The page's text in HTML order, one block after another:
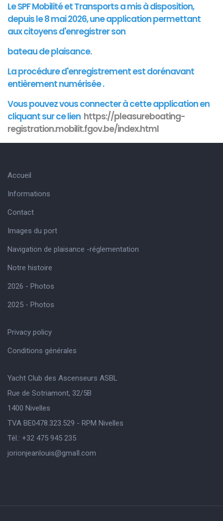
Le SPF Mobilité et Transports a mis à disposition,
depuis le 8 mai 2026, une application permettant
aux citoyens d'enregistrer son
bateau de plaisance.
La procédure d'enregistrement est dorénavant
entièrement numérisée .
Vous pouvez vous connecter à cetteapplicationen
cliquant sur ce lien https://pleasureboating-
registration.mobilit.fgov.be/index.html
Accueil
Informations
Contact
Images du port
Navigation de plaisance -réglementation
Notre histoire
2026 - Photos
2025 - Photos
Privacy policy
Conditions générales
Yacht Club des Ascenseurs ASBL
Rue de Sotriamont, 32/5B
1400 Nivelles
TVA BE0478.323.529 - RPM Nivelles
Tél.: +32 475 945 235
jorionjeanlouis@gmaIl.com